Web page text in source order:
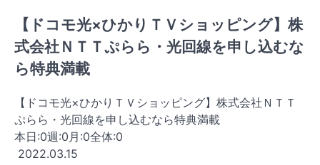
【ドコモ光×ひかりＴＶショッピング】株
式会社ＮＴＴぷらら・光回線を申し込むな
ら特典満載
【ドコモ光×ひかりＴＶショッピング】株式会社ＮＴＴ
ぷらら・光回線を申し込むなら特典満載
本日:0週:0月:0全体:0
2022.03.15